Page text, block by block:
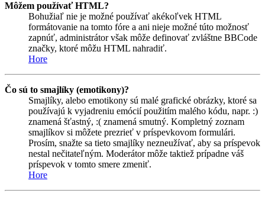
Môžem používať HTML?
Bohužiaľ nie je možné používať akékoľvek HTML
formátovanie na tomto fóre a ani nieje možné túto možnosť
zapnúť, administrátor však môže definovať zvláštne BBCode
značky, ktoré môžu HTML nahradiť.
Hore
Čo sú to smajlíky (emotikony)?
Smajlíky, alebo emotikony sú malé grafické obrázky, ktoré sa
používajú k vyjadreniu emócií použitím malého kódu, napr. :)
znamená šťastný, :( znamená smutný. Kompletný zoznam
smajlíkov si môžete prezrieť v príspevkovom formulári.
Prosím, snažte sa tieto smajlíky nezneužívať, aby sa príspevok
nestal nečitateľným. Moderátor môže taktiež prípadne váš
príspevok v tomto smere zmeniť.
Hore